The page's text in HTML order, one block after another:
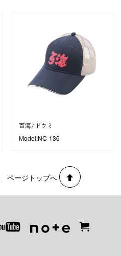
百海/ドウミ
Model:NC-136
ページトップへ